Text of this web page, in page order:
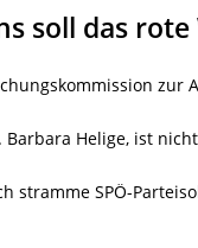
soll das
zur
Helige, ist
stramme SPÖ-